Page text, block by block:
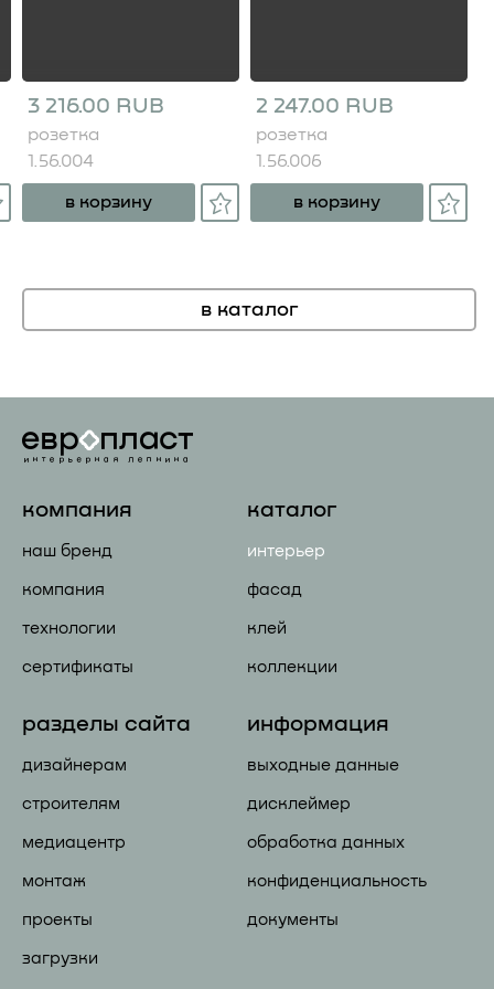
3 216.00 RUB
розетка
1.56.004
в корзину
2 247.00 RUB
розетка
1.56.006
в корзину
в каталог
компания
наш бренд
компания
технологии
сертификаты
каталог
интерьер
фасад
клей
коллекции
разделы сайта
дизайнерам
строителям
медиацентр
монтаж
проекты
загрузки
информация
выходные данные
дисклеймер
обработка данных
конфиденциальность
документы